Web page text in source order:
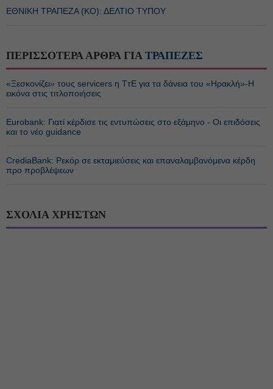
ΕΘΝΙΚΗ ΤΡΑΠΕΖΑ (KO): ΔΕΛΤΙΟ ΤΥΠΟΥ
ΠΕΡΙΣΣΟΤΕΡΑ ΑΡΘΡΑ ΓΙΑ ΤΡΑΠΕΖΕΣ
«Ξεσκονίζει» τους servicers η ΤτΕ για τα δάνεια του «Ηρακλή»-Η
εικόνα στις τιτλοποιήσεις
Eurobank: Γιατί κέρδισε τις εντυπώσεις στο εξάμηνο - Οι επιδόσεις
και το νέο guidance
CrediaBank: Ρεκόρ σε εκταμιεύσεις και επαναλαμβανόμενα κέρδη
προ προβλέψεων
ΣΧΟΛΙΑ ΧΡΗΣΤΩΝ